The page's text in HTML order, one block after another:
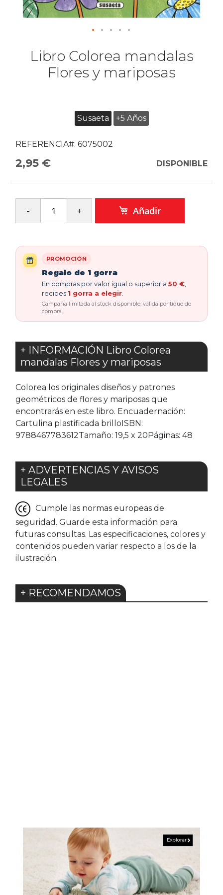
Libro Colorea mandalas
Flores y mariposas
Susaeta +5 Años
REFERENCIA#: 6075002
2,95 € DISPONIBLE
Añadir
PROMOCIÓN
Regalo de 1 gorra
En compras por valor igual o superior a 50 €
recibes 1 gorra a elegir
Campaña limitada al stock disponible, válida por tique de
compra.
+ INFORMACIÓN Libro Colorea
mandalas Flores y mariposas
Colorea los originales diseños y patrones
geométricos de flores y mariposas que
encontrarás en este libro. Encuadernación:
Cartulina plastificada brilloISBN:
9788467783612Tamaño: 19,5 x 20Páginas: 48
+ ADVERTENCIAS Y AVISOS
LEGALES
Cumple las normas europeas de
seguridad. Guarde esta información para
futuras consultas. Las especificaciones, colores y
contenidos pueden variar respecto a los de la
ilustración.
+ RECOMENDAMOS